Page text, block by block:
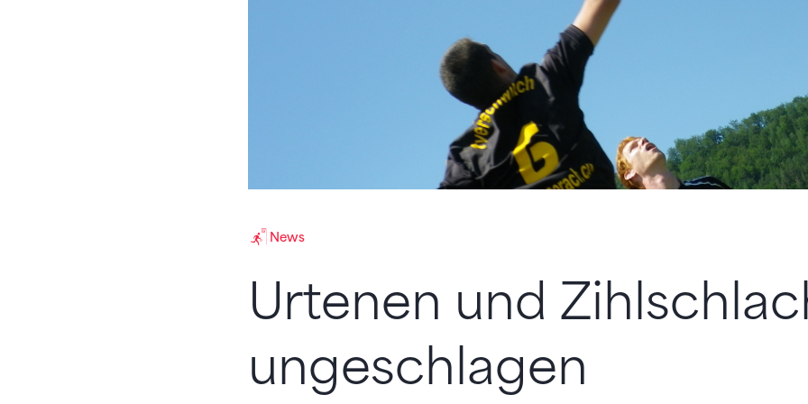
News
Urtenen und
ungeschlagen